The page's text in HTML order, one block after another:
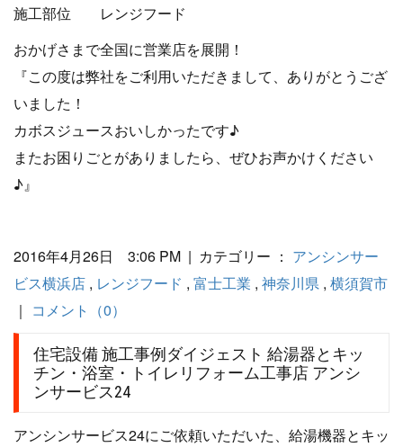
施工部位 レンジフード
おかげさまで全国に営業店を展開！
『この度は弊社をご利用いただきまして、ありがとうござ
いました！
カボスジュースおいしかったです♪
またお困りごとがありましたら、ぜひお声かけください
♪』
2016年4月26日 3:06 PM | カテゴリー ： アンシンサー
ビス横浜店 , レンジフード , 富士工業 , 神奈川県 , 横須賀市
｜ コメント（0）
住宅設備 施工事例ダイジェスト 給湯器とキッ
チン・浴室・トイレリフォーム工事店 アンシ
ンサービス24
アンシンサービス24にご依頼いただいた、給湯機器とキッ